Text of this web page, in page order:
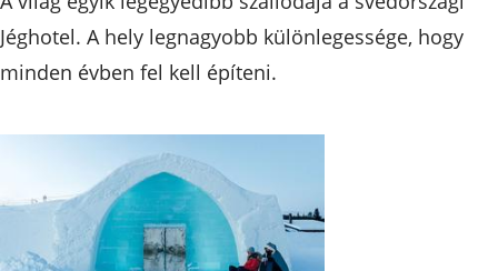
Jéghotel. A hely legnagyobb különlegessége, hogy
minden évben fel kell építeni.